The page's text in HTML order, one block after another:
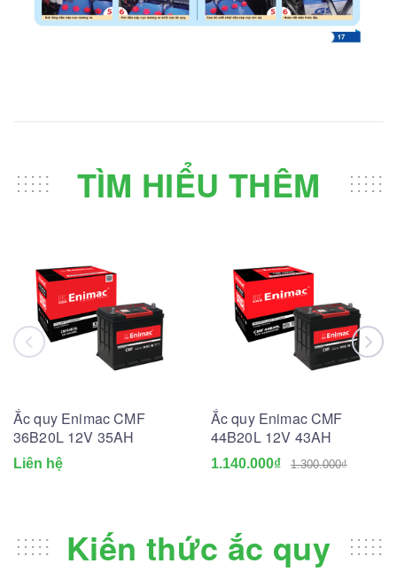
TÌM HIỂU THÊM
Ắc quy Enimac CMF
36B20L 12V 35AH
Liên hệ
Ắc quy Enimac CMF
44B20L 12V 43AH
1.140.000₫ 1.300.000₫
Kiến thức ắc quy